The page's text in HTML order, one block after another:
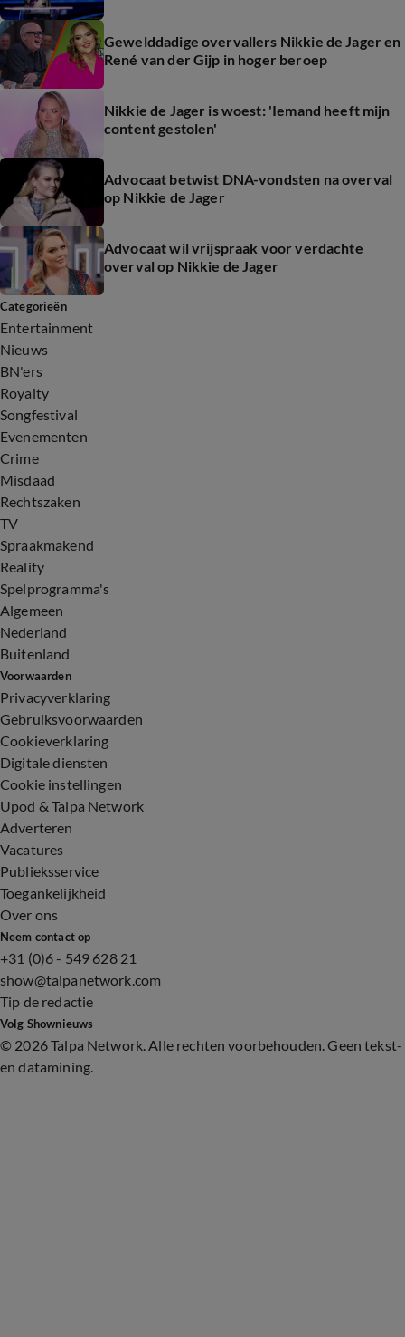
Gewelddadige overvallers Nikkie de Jager en
René van der Gijp in hoger beroep
Nikkie de Jager is woest: 'Iemand heeft mijn
content gestolen'
Advocaat betwist DNA-vondsten na overval
op Nikkie de Jager
Advocaat wil vrijspraak voor verdachte
overval op Nikkie de Jager
Categorieën
Entertainment
Nieuws
BN'ers
Royalty
Songfestival
Evenementen
Crime
Misdaad
Rechtszaken
TV
Spraakmakend
Reality
Spelprogramma's
Algemeen
Nederland
Buitenland
Voorwaarden
Privacyverklaring
Gebruiksvoorwaarden
Cookieverklaring
Digitale diensten
Cookie instellingen
Upod & Talpa Network
Adverteren
Vacatures
Publieksservice
Toegankelijkheid
Over ons
Neem contact op
+31 (0)6 - 549 628 21
show@talpanetwork.com
Tip de redactie
Volg Shownieuws
© 2026 Talpa Network. Alle rechten voorbehouden. Geen tekst-
en datamining.